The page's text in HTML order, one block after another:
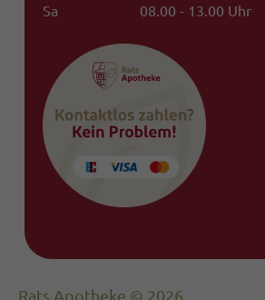
Sa
08.00 - 13.00 Uhr
Rats Apotheke © 2026